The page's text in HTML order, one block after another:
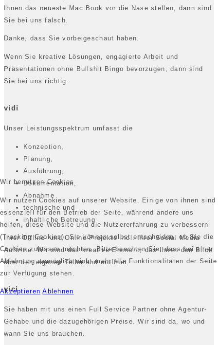
Ihnen das neueste Mac Book vor die Nase stellen, dann sind
Sie bei uns falsch.
Danke, dass Sie vorbeigeschaut haben.
Wenn Sie kreative Lösungen, engagierte Arbeit und
Präsentationen ohne Bullshit Bingo bevorzugen, dann sind
Sie bei uns richtig.
vidi
Unser Leistungsspektrum umfasst die
Konzeption,
Planung,
Ausführung,
Dokumentation,
Abnahme
technische und
inhaltliche Betreuung
Ihrer Offline- und Online-Projekte incl. Ihrer Social Media
Auftritte. Wir sind das kreative Element, das Ihnen den Blick
über den eigenen Tellerrand eröffnet.
vici
Sie haben mit uns einen Full Service Partner ohne Agentur-
Gehabe und die dazugehörigen Preise. Wir sind da, wo und
wann Sie uns brauchen.
Wir benutzen Cookies
Wir nutzen Cookies auf unserer Website. Einige von ihnen sind
essenziell für den Betrieb der Seite, während andere uns
helfen, diese Website und die Nutzererfahrung zu verbessern
(Tracking Cookies). Sie können selbst entscheiden, ob Sie die
Cookies zulassen möchten. Bitte beachten Sie, dass bei einer
Ablehnung womöglich nicht mehr alle Funktionalitäten der Seite
zur Verfügung stehen.
Akzeptieren Ablehnen